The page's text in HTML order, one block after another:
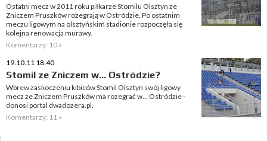
Ostatni mecz w 2011 roku piłkarze Stomilu Olsztyn ze
Zniczem Pruszków rozegrają w Ostródzie. Po ostatnim
meczu ligowym na olsztyńskim stadionie rozpoczęła się
kolejna renowacja murawy.
Komentarzy: 10 »
19.10.11 18:40
Stomil ze Zniczem w... Ostródzie?
Wbrew zaskoczeniu kibiców Stomil Olsztyn swój ligowy
mecz ze Zniczem Pruszków ma rozegrać w... Ostródzie -
donosi portal dwadozera.pl.
Komentarzy: 11 »